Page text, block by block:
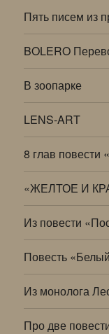
Пять писем из
BOLERO
В зоопарке
LENS-ART
8 глав повести
«ЖЕЛТОЕ И
Из повести
Повесть
Из монолога
Про две